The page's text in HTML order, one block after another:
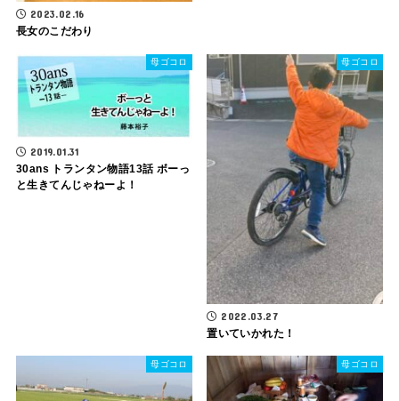
2023.02.16
長女のこだわり
母ゴコロ
2019.01.31
30ans トランタン物語13話 ボーっ
と生きてんじゃねーよ！
母ゴコロ
2022.03.27
置いていかれた！
母ゴコロ 母ゴコロ